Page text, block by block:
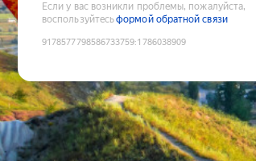
Если у вас возникли проблемы, пожалуйста,
воспользуйтесьформой обратной связи
9178577798586733759:1786038909